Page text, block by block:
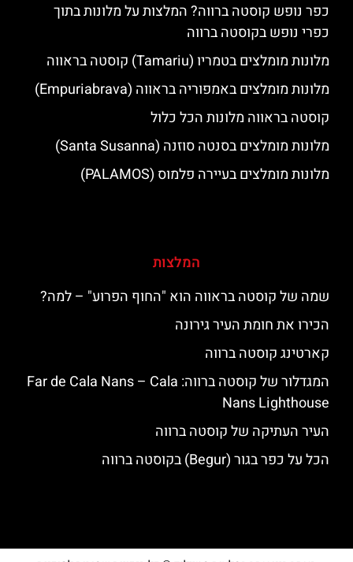
כפר נופש קוסטה ברווה? המלצות על מלונות בתוך
כפרי נופש בקוסטה ברווה
מלונות מומלצים בטמריו (Tamariu) קוסטה בראווה
מלונות מומלצים באמפוריה בראווה (Empuriabrava)
קוסטה בראווה מלונות הכל כלול
מלונות מומלצים בסנטה סוזנה (Santa Susanna)
מלונות מומלצים בעיירה פלמוס (PALAMOS)
המלצות
שמה של קוסטה בראווה הוא "החוף הפרוע" – למה?
הכירו את חומת העיר גירונה
קארטינג קוסטה ברווה
המגדלור של קוסטה ברווה: ‪‪Far de Cala Nans – Cala
Nans Lighthouse‬‬
העיר העתיקה של קוסטה ברווה
הכל על כפר בגור (Begur) בקוסטה ברווה